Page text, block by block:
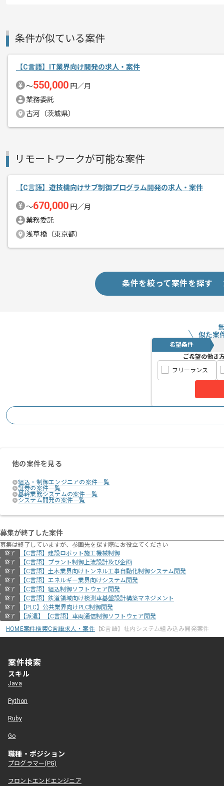
条件が似ている案件
【C言語】IT業界向け開発の求人・案件
〜550,000 円／月
業務委託
古河（茨城県）
リモートワークが可能な案件
【C言語】遊技機向けサブ制御プログラム開発の求人・案件
〜670,000 円／月
業務委託
浅草橋（東京都）
条件を絞って案件を探す
似た案
希望条件
ご希望の働き
フリーランス
他の案件を見る
組込・制御エンジニアの案件一覧
証券の案件一覧
基幹業務システムの案件一覧
システム開発の案件一覧
募集が終了した案件
募集は終了していますが、参画先を探す際にお役立てください
終了 【C言語】建設ロボット施工機械制御
終了 【C言語】プラント制御上流設計及び企画
終了 【C言語】土木業界向けトンネル工事自動化制御システム開発
終了 【C言語】エネルギー業界向けシステム開発
終了 【C言語】組込制御ソフトウェア開発
終了 【C言語】鉄道領域向け検測車基盤設計構築マネジメント
終了 【PLC】公共業界向けPLC制御開発
終了
【派遣】【C言語】車両通信制御ソフトウェア開発
HOME案件検索C言語求人・案件【C言語】社内システム組み込み開発案件
案件検索
スキル
Java
Python
Ruby
Go
職種・ポジション
プログラマー(PG)
フロントエンドエンジニア